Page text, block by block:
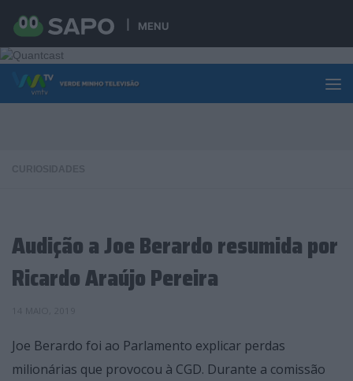
MENU
Skip to content
Audição a Joe Berardo resumida por
Ricardo Araújo Pereira
Joe Berardo foi ao Parlamento explicar perdas
milionárias que provocou à CGD. Durante a comissão